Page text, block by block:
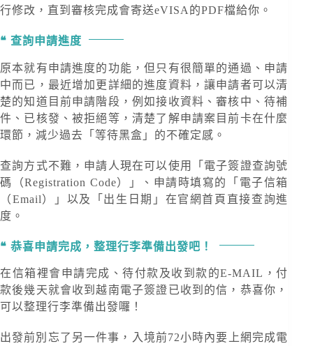
行修改，直到審核完成會寄送eVISA的PDF檔給你。
查詢申請進度
原本就有申請進度的功能，但只有很簡單的通過、申請
中而已，最近增加更詳細的進度資料，讓申請者可以清
楚的知道目前申請階段，例如接收資料、審核中、待補
件、已核發、被拒絕等，清楚了解申請案目前卡在什麼
環節，減少過去「等待黑盒」的不確定感。
查詢方式不難，申請人現在可以使用「電子簽證查詢號
碼（Registration Code）」、申請時填寫的「電子信箱
（Email）」以及「出生日期」在官網首頁直接查詢進
度。
恭喜申請完成，整理行李準備出發吧！
在信箱裡會申請完成、待付款及收到款的E-MAIL，付
款後幾天就會收到越南電子簽證已收到的信，恭喜你，
可以整理行李準備出發囉！
出發前別忘了另一件事，入境前72小時內要上網完成電